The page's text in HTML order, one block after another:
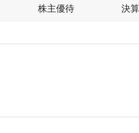
株主優待 決算